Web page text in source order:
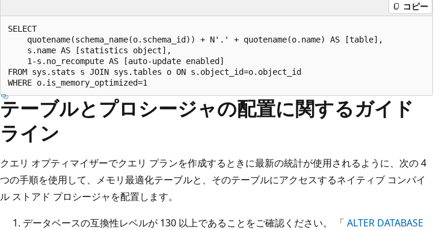
コピー
SELECT
FROM sys.stats s JOIN sys.tables o ON s.object_id=o.object_id
テーブルとプロシージャの配置に関するガイド
ライン
クエリ オプティマイザーでクエリ プランを作成するときに最新の統計が使用されるように、次の 4
つの手順を使用して、メモリ最適化テーブルと、そのテーブルにアクセスするネイティブ コンパイ
ル ストアド プロシージャを配置します。
データベースの互換性レベルが 130 以上であることをご確認ください。 「 ALTER DATABASE